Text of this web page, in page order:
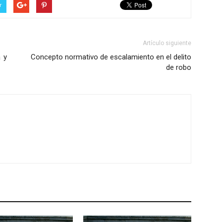
y
Artículo siguiente
Concepto normativo de escalamiento en el delito
de robo